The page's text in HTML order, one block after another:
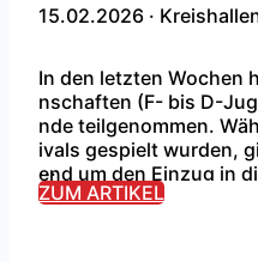
15.02.2026 ·
In den letzten Wochen
nschaften (F- bis D-
nde teilgenommen.
ivals gespielt wurden,
end um den Einzug in
icht in der
...
ZUM ARTIKEL